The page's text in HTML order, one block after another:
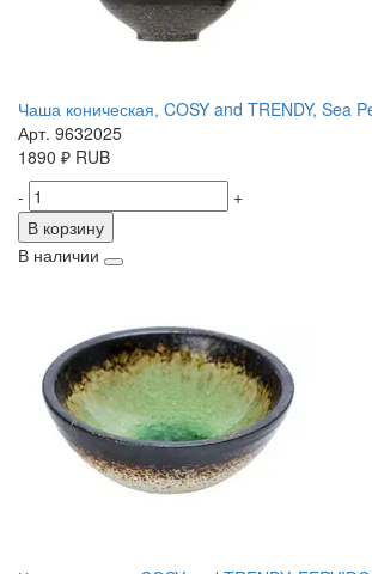
Чаша коническая, COSY and TRENDY, Sea
Арт. 9632025
1890 ₽ RUB
-
+
В корзину
В наличии